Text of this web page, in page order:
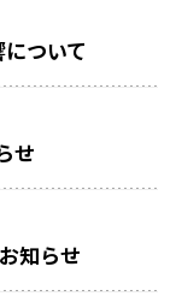
ついて
せ
知らせ